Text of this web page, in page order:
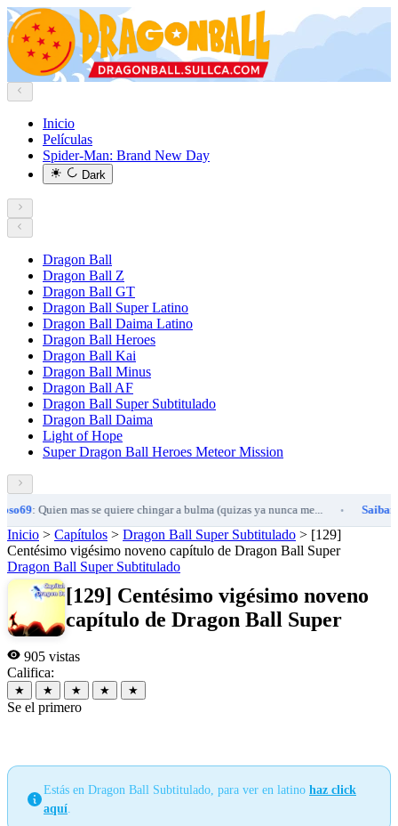
Inicio
Películas
Spider-Man: Brand New Day
Dark
Dragon Ball
Dragon Ball Z
Dragon Ball GT
Dragon Ball Super Latino
Dragon Ball Daima Latino
Dragon Ball Heroes
Dragon Ball Kai
Dragon Ball Minus
Dragon Ball AF
Dragon Ball Super Subtitulado
Dragon Ball Daima
Light of Hope
Super Dragon Ball Heroes Meteor Mission
mas se quiere chingar a bulma (quizas ya nunca me... • Saibaman157: 25
Inicio > Capítulos > Dragon Ball Super Subtitulado > [129]
Centésimo vigésimo noveno capítulo de Dragon Ball Super
Dragon Ball Super Subtitulado
[129] Centésimo vigésimo noveno
capítulo de Dragon Ball Super
905 vistas
Califica:
★ ★ ★ ★ ★
Se el primero
Estás en Dragon Ball Subtitulado, para ver en latino haz click
aquí